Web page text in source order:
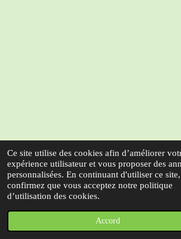
Ce site utilise des cookies afin d’améliorer
expérience utilisateur et vous proposer des
personnalisées. En continuant d'utiliser ce
confirmez que vous acceptez notre politique
d’utilisation des cookies.
Accord
MISE À JOUR 18/06/2025 LY